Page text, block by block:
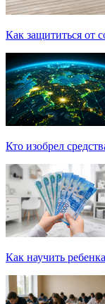
Как защититься от
Кто изобрел
Как научить